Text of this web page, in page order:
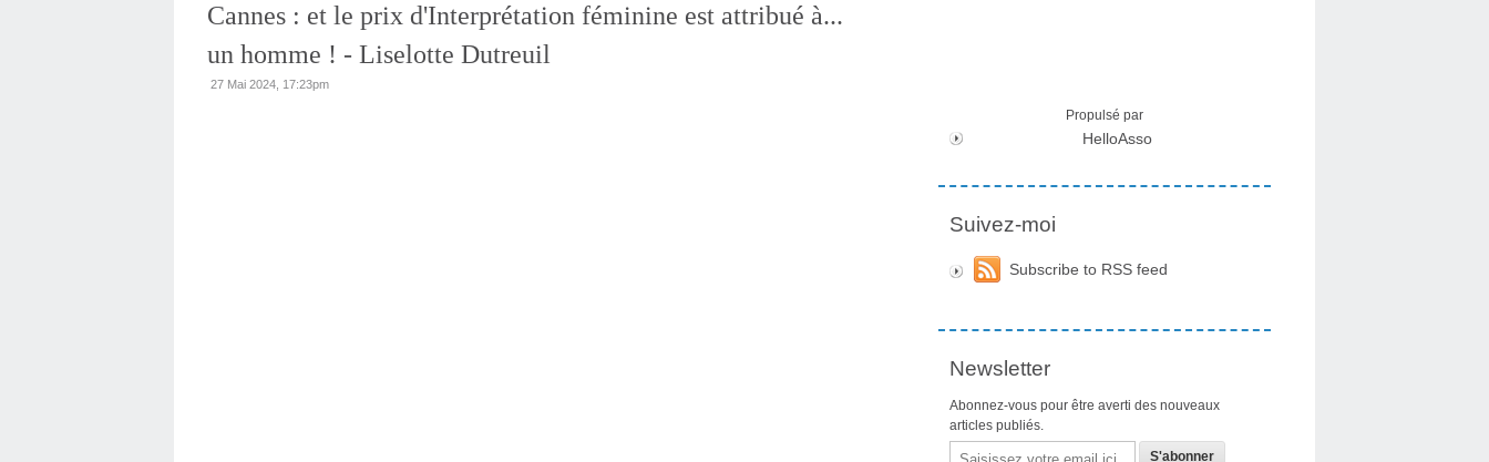
Cannes : et le prix d'Interprétation féminine est attribué à...
un homme ! - Liselotte Dutreuil
27 Mai 2024, 17:23pm
Propulsé par
HelloAsso
Suivez-moi
Subscribe to RSS feed
Newsletter
Abonnez-vous pour être averti des nouveaux
articles publiés.
Email